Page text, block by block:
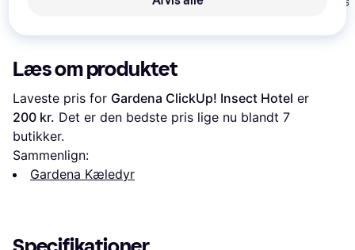
Læs om produktet
Laveste pris for Gardena ClickUp! Insect Hotel
200 kr. Det er den bedste pris lige nu blandt 7
butikker.
Sammenlign:
Gardena Kæledyr